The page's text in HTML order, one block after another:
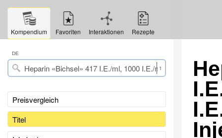
Kompendium Favoriten Interaktionen Rezepte
DE
1
Preisvergleich
Titel